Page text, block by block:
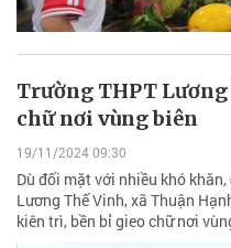
Trường THPT
chữ nơi vùng biên
19/11/2024 09:30
Dù đối mặt với nhiều khó
Lương Thế Vinh, xã Thuận
kiên trì, bền bỉ gieo chữ nơi